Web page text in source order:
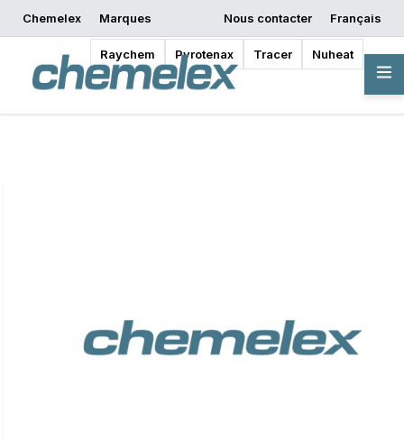
Chemelex Marques
Raychem Pyrotenax Tracer Nuheat
Nous contacter
Français
Demander un devis
Où acheter
Commencer la
Vue d'ensemble